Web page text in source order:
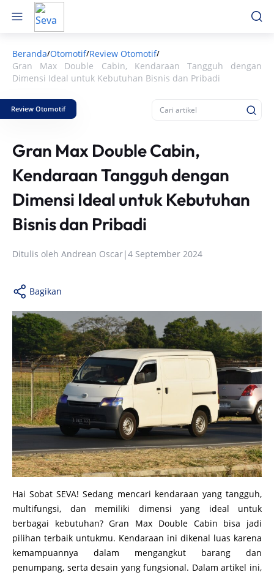
Beranda/Otomotif/Review Otomotif/
Gran Max Double Cabin, Kendaraan Tangguh dengan
Dimensi Ideal untuk Kebutuhan Bisnis dan Pribadi
Review Otomotif
Gran Max Double Cabin,
Kendaraan Tangguh dengan
Dimensi Ideal untuk Kebutuhan
Bisnis dan Pribadi
Ditulis oleh Andrean Oscar|4 September 2024
Bagikan
Hai Sobat SEVA! Sedang mencari kendaraan yang tangguh,
multifungsi, dan memiliki dimensi yang ideal untuk
berbagai kebutuhan? Gran Max Double Cabin bisa jadi
pilihan terbaik untukmu. Kendaraan ini dikenal luas karena
kemampuannya dalam mengangkut barang dan
penumpang, serta desain yang fungsional. Dalam artikel ini,